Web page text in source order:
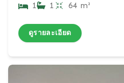
1 1 64 m²
ดูรายละเอียด